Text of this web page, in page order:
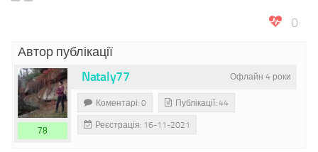
0
Автор публікації
Офлайн 4 роки
Nataly77
78
Коментарі: 0 Публікації: 44
Реєстрація: 16-11-2021